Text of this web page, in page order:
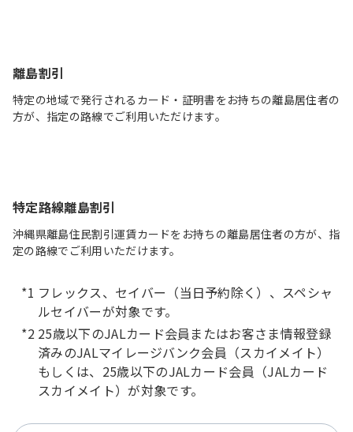
離島割引
特定の地域で発行されるカード・証明書をお持ちの離島居住者の
方が、指定の路線でご利用いただけます。
特定路線離島割引
沖縄県離島住民割引運賃カードをお持ちの離島居住者の方が、指
定の路線でご利用いただけます。
フレックス、セイバー（当日予約除く）、スペシャ
ルセイバーが対象です。
25歳以下のJALカード会員またはお客さま情報登録
済みのJALマイレージバンク会員（スカイメイト）
もしくは、25歳以下のJALカード会員（JALカード
スカイメイト）が対象です。